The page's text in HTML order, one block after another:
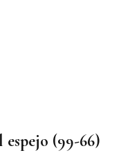
espejo (99-66)